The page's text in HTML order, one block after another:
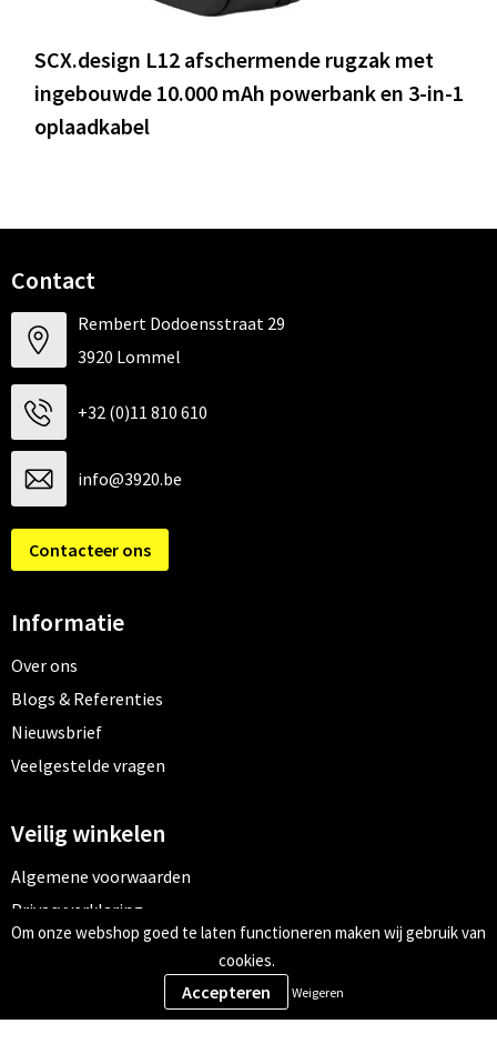
SCX.design L12 afschermende rugzak met
ingebouwde 10.000 mAh powerbank en 3-in-1
oplaadkabel
Contact
Rembert Dodoensstraat 29
3920 Lommel
+32 (0)11 810 610
info@3920.be
Contacteer ons
Informatie
Over ons
Blogs & Referenties
Nieuwsbrief
Veelgestelde vragen
Veilig winkelen
Algemene voorwaarden
Privacyverklaring
Cookiebeleid
Om onze webshop goed te laten functioneren maken wij gebruik van
cookies.
Weigeren